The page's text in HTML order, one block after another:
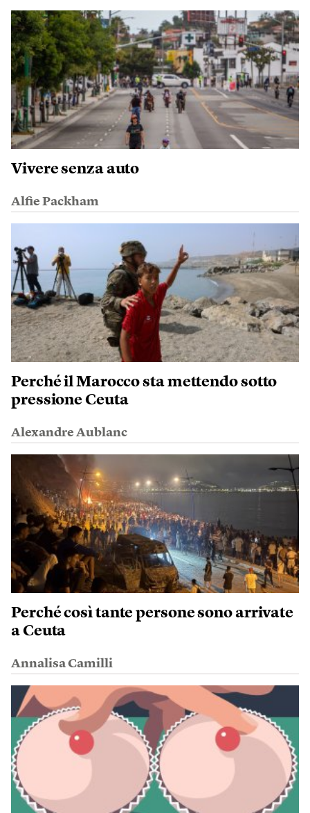
Vivere senza auto
Alfie Packham
Perché il Marocco sta mettendo sotto
pressione Ceuta
Alexandre Aublanc
Perché così tante persone sono arrivate
a Ceuta
Annalisa Camilli